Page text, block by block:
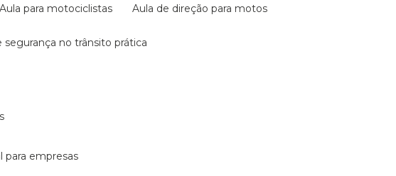
aula para motociclistas aula de direção para motos
segurança no trânsito prática
para empresas